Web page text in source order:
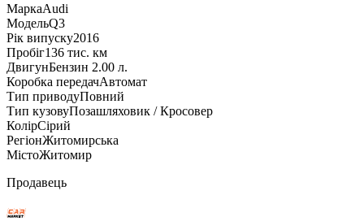
МаркаAudi
МодельQ3
Рік випуску2016
Пробіг136 тис. км
ДвигунБензин 2.00 л.
Коробка передачАвтомат
Тип приводуПовний
Тип кузовуПозашляховик / Кросовер
КолірСірий
РегіонЖитомирська
МістоЖитомир
Продавець